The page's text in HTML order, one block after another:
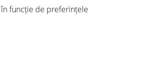
funcție de preferințele